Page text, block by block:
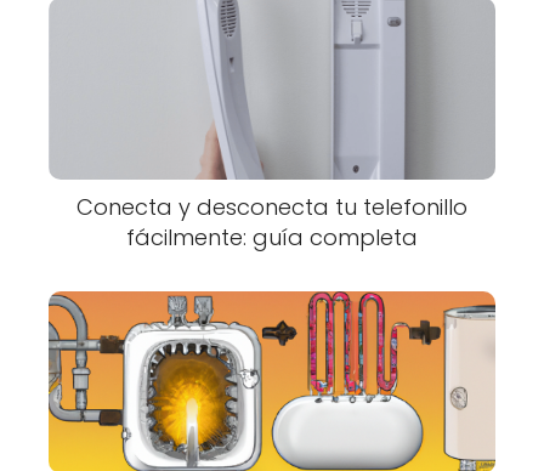
Conecta y desconecta tu telefonillo
fácilmente: guía completa